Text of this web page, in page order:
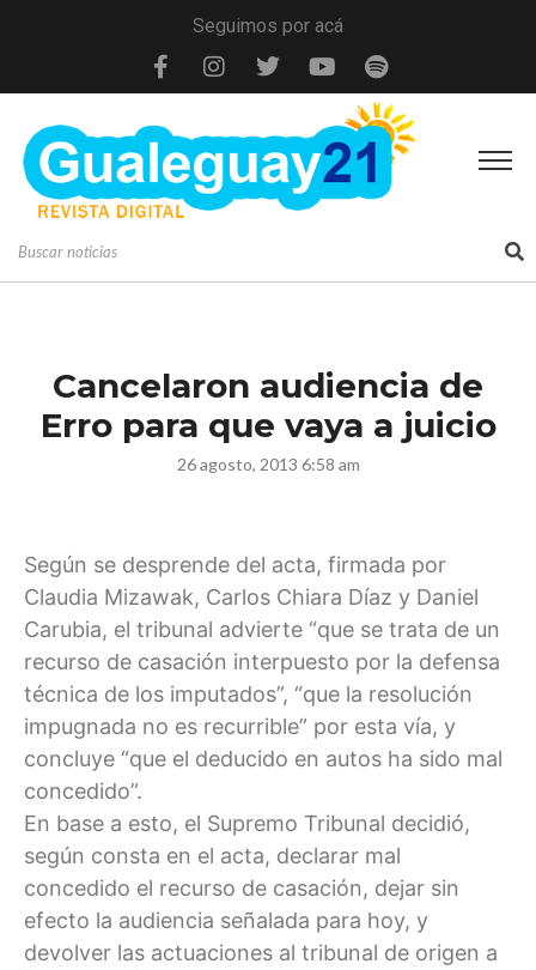
Seguimos por acá
Cancelaron audiencia de
Erro para que vaya a juicio
26 agosto, 2013 6:58 am
Según se desprende del acta, firmada por
Claudia Mizawak, Carlos Chiara Díaz y Daniel
Carubia, el tribunal advierte “que se trata de un
recurso de casación interpuesto por la defensa
técnica de los imputados”, “que la resolución
impugnada no es recurrible” por esta vía, y
concluye “que el deducido en autos ha sido mal
concedido”.
En base a esto, el Supremo Tribunal decidió,
según consta en el acta, declarar mal
concedido el recurso de casación, dejar sin
efecto la audiencia señalada para hoy, y
devolver las actuaciones al tribunal de origen a